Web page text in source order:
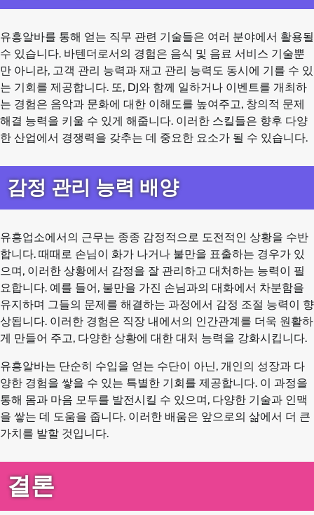
유흥알바를 통해 얻는 직무 관련 기술들은 여러 분야에서 활용될
수 있습니다. 바텐더로서의 경험은 음식 및 음료 서비스 기술뿐
만 아니라, 고객 관리 능력과 재고 관리 능력도 동시에 기를 수 있
는 기회를 제공합니다. 또, DJ와 함께 일하거나 이벤트를 개최하
는 경험은 음악과 문화에 대한 이해도를 높여주고, 창의적 문제
해결 능력을 키울 수 있게 해줍니다. 이러한 스킬들은 향후 다양
한 산업에서 경쟁력을 갖추는 데 중요한 요소가 될 수 있습니다.
감정 관리 능력 배양
유흥업소에서의 근무는 종종 감정적으로 도전적인 상황을 수반
합니다. 때때로 손님이 화가 나거나 불만을 표출하는 경우가 있
으며, 이러한 상황에서 감정을 잘 관리하고 대처하는 능력이 필
요합니다. 예를 들어, 불만을 가진 손님과의 대화에서 차분함을
유지하며 그들의 문제를 해결하는 과정에서 감정 조절 능력이 향
상됩니다. 이러한 경험은 직장 내에서의 인간관계를 더욱 원활하
게 만들어 주고, 다양한 상황에 대한 대처 능력을 강화시킵니다.
유흥알바는 단순히 수입을 얻는 수단이 아닌, 개인의 성장과 다
양한 경험을 쌓을 수 있는 특별한 기회를 제공합니다. 이 과정을
통해 몸과 마음 모두를 발전시킬 수 있으며, 다양한 기술과 인맥
을 쌓는 데 도움을 줍니다. 이러한 배움은 앞으로의 삶에서 더 큰
가치를 발할 것입니다.
결론